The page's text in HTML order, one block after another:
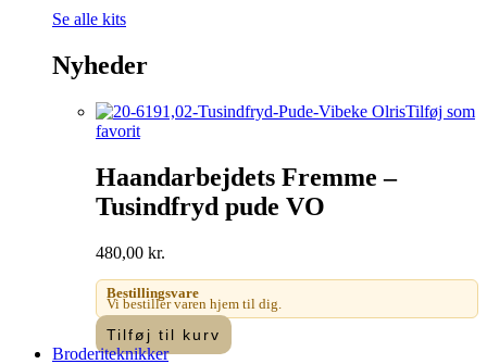
Se alle kits
Nyheder
Tilføj som
favorit
Haandarbejdets Fremme –
Tusindfryd pude VO
480,00 kr.
Bestillingsvare
Vi bestiller varen hjem til dig.
Tilføj til kurv
Broderiteknikker